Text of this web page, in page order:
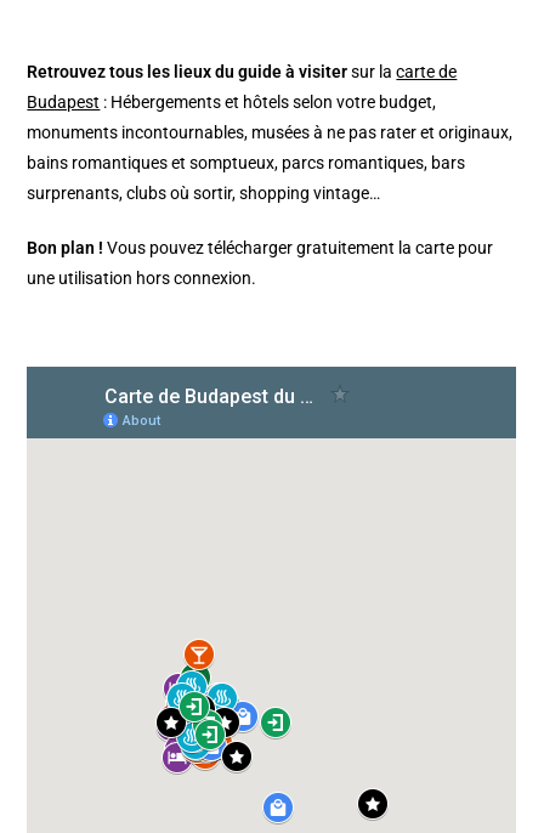
Retrouvez tous les lieux du guide à visitersur lacarte de
Budapest : Hébergements et hôtels selon votre budget,
monuments incontournables, musées à ne pas rater et originaux,
bains romantiques et somptueux, parcs romantiques, bars
surprenants, clubs où sortir, shopping vintage…
Bon plan ! Vous pouvez télécharger gratuitement la carte pour
une utilisation hors connexion.